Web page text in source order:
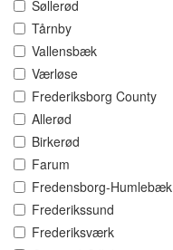
Søllerød
Tårnby
Vallensbæk
Værløse
Frederiksborg County
Allerød
Birkerød
Farum
Fredensborg-Humlebæk
Frederikssund
Frederiksværk